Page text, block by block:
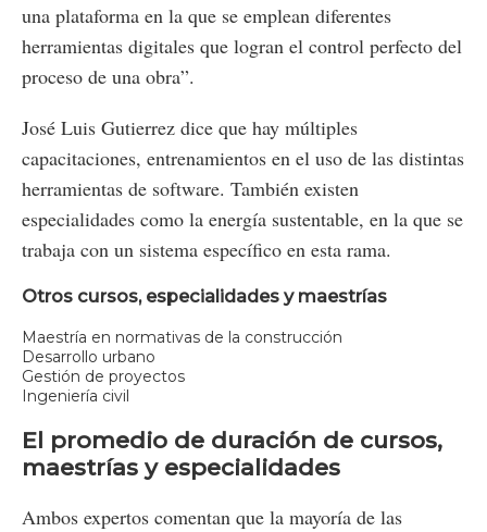
una plataforma en la que se emplean diferentes
herramientas digitales que logran el control perfecto del
proceso de una obra”.
José Luis Gutierrez dice que hay múltiples
capacitaciones, entrenamientos en el uso de las distintas
herramientas de software. También existen
especialidades como la energía sustentable, en la que se
trabaja con un sistema específico en esta rama.
Otros cursos, especialidades y maestrías
Maestría en normativas de la construcción
Desarrollo urbano
Gestión de proyectos
Ingeniería civil
El promedio de duración de cursos,
maestrías y especialidades
Ambos expertos comentan que la mayoría de las